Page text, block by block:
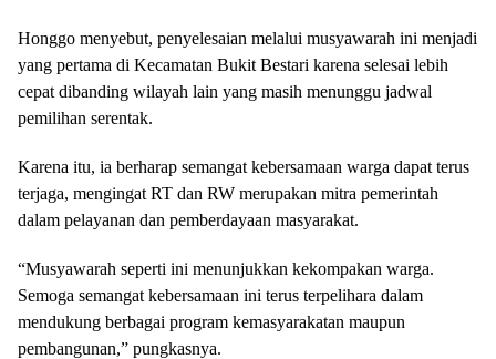
Honggo menyebut, penyelesaian melalui musyawarah ini menjadi
yang pertama di Kecamatan Bukit Bestari karena selesai lebih
cepat dibanding wilayah lain yang masih menunggu jadwal
pemilihan serentak.
Karena itu, ia berharap semangat kebersamaan warga dapat terus
terjaga, mengingat RT dan RW merupakan mitra pemerintah
dalam pelayanan dan pemberdayaan masyarakat.
“Musyawarah seperti ini menunjukkan kekompakan warga.
Semoga semangat kebersamaan ini terus terpelihara dalam
mendukung berbagai program kemasyarakatan maupun
pembangunan,” pungkasnya.